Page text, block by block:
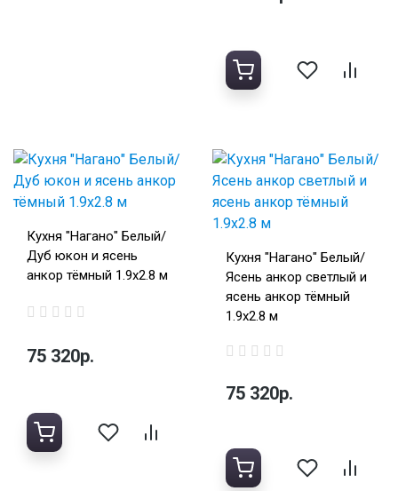
Кухня "Нагано" Белый/
Дуб юкон и ясень
анкор тёмный 1.9х2.8 м
75 320р.
Кухня "Нагано" Белый/
Ясень анкор светлый и
ясень анкор тёмный
1.9х2.8 м
75 320р.